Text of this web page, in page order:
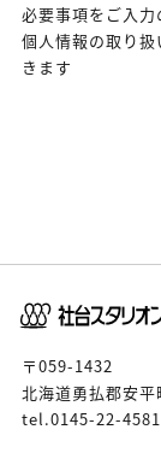
必要事項をご入力
個人情報の取り
きます
〒059-1432
北海道勇払郡安
tel.0145-22-4581